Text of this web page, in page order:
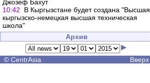
Джозеф Бахут
10:42
В Кыргызстане будет создана "Высшая
кыргызско-немецкая высшая техническая
школа"
Архив
© CentrAsia Вверх